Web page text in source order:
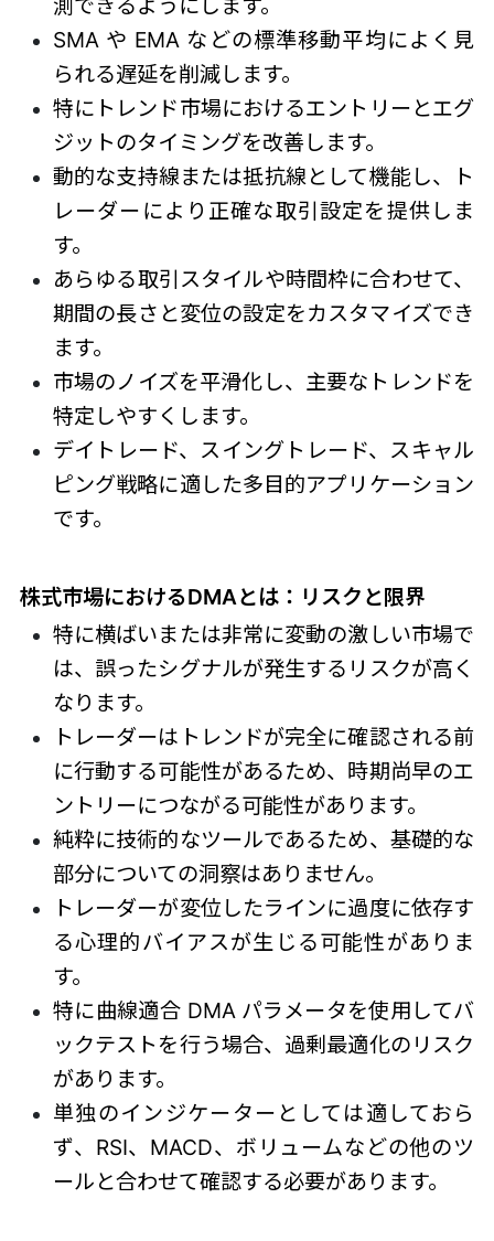
測できるようにします。
SMA や EMA などの標準移動平均によく見
られる遅延を削減します。
特にトレンド市場におけるエントリーとエグ
ジットのタイミングを改善します。
動的な支持線または抵抗線として機能し、ト
レーダーにより正確な取引設定を提供しま
す。
あらゆる取引スタイルや時間枠に合わせて、
期間の長さと変位の設定をカスタマイズでき
ます。
市場のノイズを平滑化し、主要なトレンドを
特定しやすくします。
デイトレード、スイングトレード、スキャル
ピング戦略に適した多目的アプリケーション
です。
株式市場におけるDMAとは： リスクと限界
特に横ばいまたは非常に変動の激しい市場で
は、誤ったシグナルが発生するリスクが高く
なります。
トレーダーはトレンドが完全に確認される前
に行動する可能性があるため、時期尚早のエ
ントリーにつながる可能性があります。
純粋に技術的なツールであるため、基礎的な
部分についての洞察はありません。
トレーダーが変位したラインに過度に依存す
る心理的バイアスが生じる可能性がありま
す。
特に曲線適合 DMA パラメータを使用してバ
ックテストを行う場合、過剰最適化のリスク
があります。
単独のインジケーターとしては適しておら
ず、RSI、MACD、ボリュームなどの他のツ
ールと合わせて確認する必要があります。